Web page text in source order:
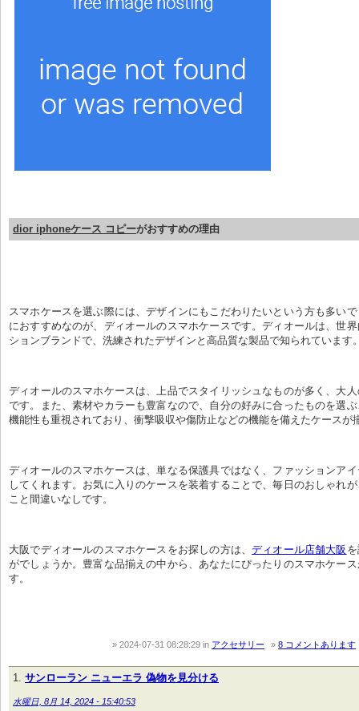
dior iphoneケース コピーがおすすめの理由
スマホケースを選ぶ際には、デザインにもこだわりたいという方も多い
におすすめなのが、ディオールのスマホケースです。ディオールは、世
ションブランドで、洗練されたデザインと高品質な製品で知られています
ディオールのスマホケースは、上品でスタイリッシュなものが多く、大
です。また、素材やカラーも豊富なので、自分の好みに合ったものを選
機能性も重視されており、衝撃吸収や傷防止などの機能を備えたケースが
ディオールのスマホケースは、単なる保護具ではなく、ファッションア
してくれます。お気に入りのケースを装着することで、毎日のおしゃれ
こと間違いなしです。
大阪でディオールのスマホケースをお探しの方は、ディオール店舗大阪
がでしょうか。豊富な品揃えの中から、あなたにぴったりのスマホケー
す。
2024-07-31 08:28:29 in アクセサリー 8 コメントあります
サンローラン ニューエラ 偽物を見分ける
水曜日, 8月 14, 2024 - 15:40:53